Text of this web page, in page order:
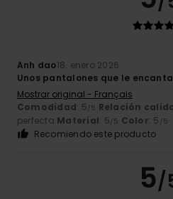
Anh dao18. enero 2026
Unos pantalones que le
Mostrar original - Français
Comodidad: 5/5 Relación
perfecta Material: 5/5 Color: 5 /5
Recomiendo este producto
5/